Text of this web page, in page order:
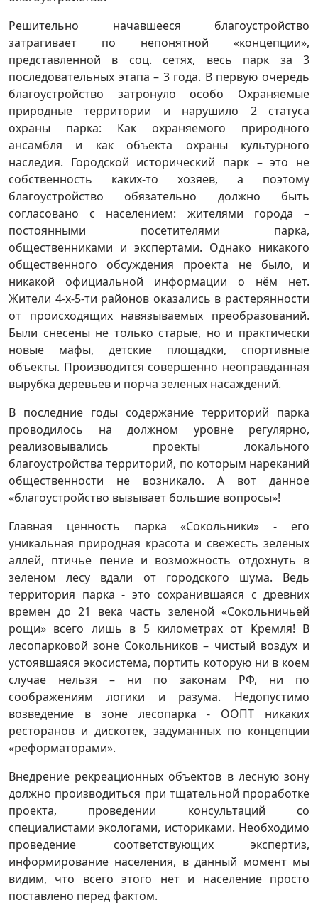
Решительно начавшееся благоустройство
затрагивает по непонятной «концепции»,
представленной в соц. сетях, весь парк за 3
последовательных этапа – 3 года. В первую очередь
благоустройство затронуло особо Охраняемые
природные территории и нарушило 2 статуса
охраны парка: Как охраняемого природного
ансамбля и как объекта охраны культурного
наследия. Городской исторический парк – это не
собственность каких-то хозяев, а поэтому
благоустройство обязательно должно быть
согласовано с населением: жителями города –
постоянными посетителями парка,
общественниками и экспертами. Однако никакого
общественного обсуждения проекта не было, и
никакой официальной информации о нём нет.
Жители 4-х-5-ти районов оказались в растерянности
от происходящих навязываемых преобразований.
Были снесены не только старые, но и практически
новые мафы, детские площадки, спортивные
объекты. Производится совершенно неоправданная
вырубка деревьев и порча зеленых насаждений.
В последние годы содержание территорий парка
проводилось на должном уровне регулярно,
реализовывались проекты локального
благоустройства территорий, по которым нареканий
общественности не возникало. А вот данное
«благоустройство вызывает большие вопросы»!
Главная ценность парка «Сокольники» - его
уникальная природная красота и свежесть зеленых
аллей, птичье пение и возможность отдохнуть в
зеленом лесу вдали от городского шума. Ведь
территория парка - это сохранившаяся с древних
времен до 21 века часть зеленой «Сокольничьей
рощи» всего лишь в 5 километрах от Кремля! В
лесопарковой зоне Сокольников – чистый воздух и
устоявшаяся экосистема, портить которую ни в коем
случае нельзя – ни по законам РФ, ни по
соображениям логики и разума. Недопустимо
возведение в зоне лесопарка - ООПТ никаких
ресторанов и дискотек, задуманных по концепции
«реформаторами».
Внедрение рекреационных объектов в лесную зону
должно производиться при тщательной проработке
проекта, проведении консультаций со
специалистами экологами, историками. Необходимо
проведение соответствующих экспертиз,
информирование населения, в данный момент мы
видим, что всего этого нет и население просто
поставлено перед фактом.